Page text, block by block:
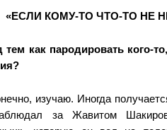
«ЕСЛИ КОМУ-ТО ЧТО-ТО НЕ
как пародировать кого-
изучаю. Иногда
за Жавитом